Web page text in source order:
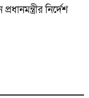
নির্দেশ